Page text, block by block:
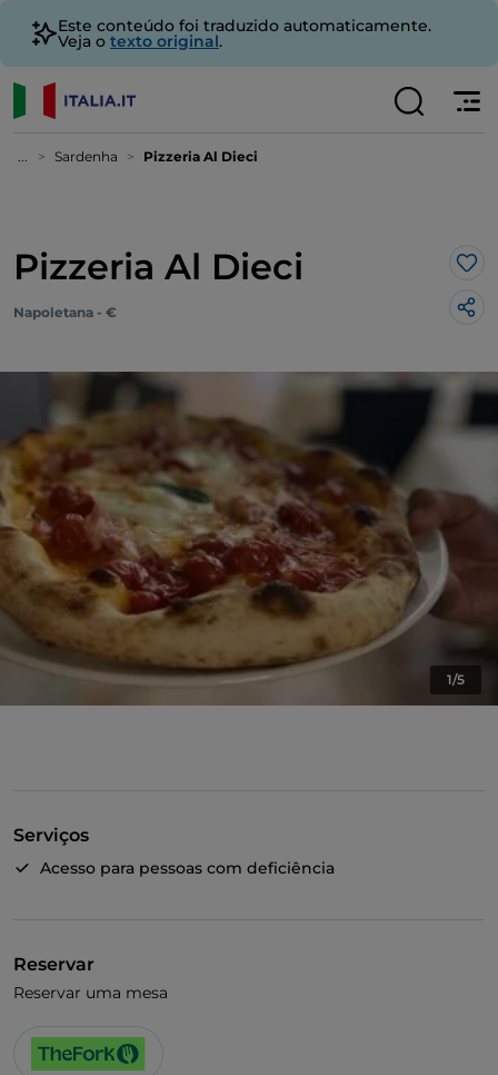
Este conteúdo foi traduzido automaticamente.
Veja o texto original.
... Sardenha Pizzeria Al Dieci
Pizzeria Al Dieci
Napoletana - €
1/5
Serviços
Acesso para pessoas com deficiência
Reservar
Reservar uma mesa